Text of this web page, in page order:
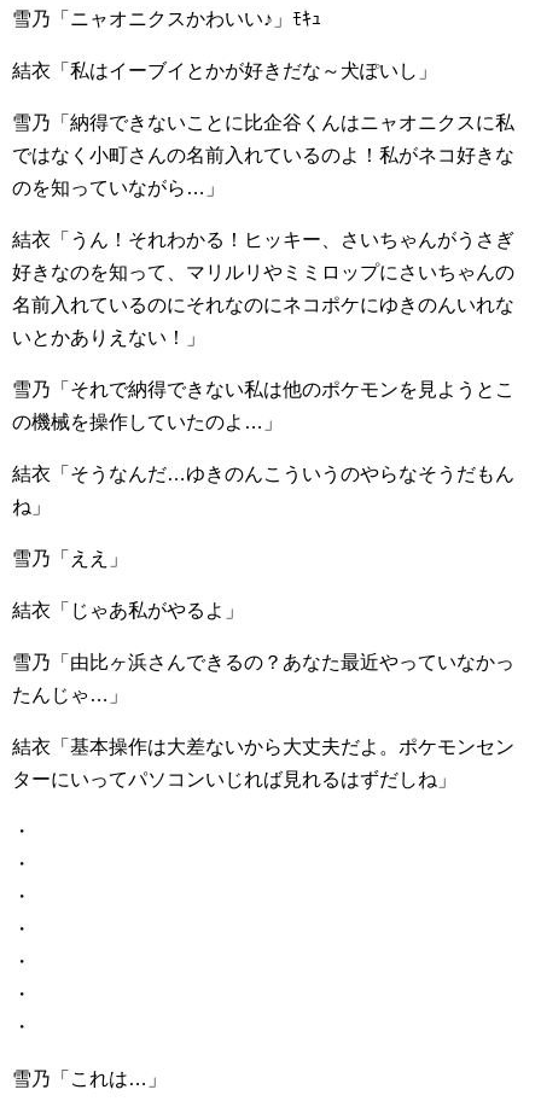
雪乃「ニャオニクスかわいい♪」ﾓｷｭ
結衣「私はイーブイとかが好きだな～犬ぽいし」
雪乃「納得できないことに比企谷くんはニャオニクスに私
ではなく小町さんの名前入れているのよ！私がネコ好きな
のを知っていながら…」
結衣「うん！それわかる！ヒッキー、さいちゃんがうさぎ
好きなのを知って、マリルリやミミロップにさいちゃんの
名前入れているのにそれなのにネコポケにゆきのんいれな
いとかありえない！」
雪乃「それで納得できない私は他のポケモンを見ようとこ
の機械を操作していたのよ…」
結衣「そうなんだ…ゆきのんこういうのやらなそうだもん
ね」
雪乃「ええ」
結衣「じゃあ私がやるよ」
雪乃「由比ヶ浜さんできるの？あなた最近やっていなかっ
たんじゃ…」
結衣「基本操作は大差ないから大丈夫だよ。ポケモンセン
ターにいってパソコンいじれば見れるはずだしね」
・
・
・
・
・
・
・
雪乃「これは…」